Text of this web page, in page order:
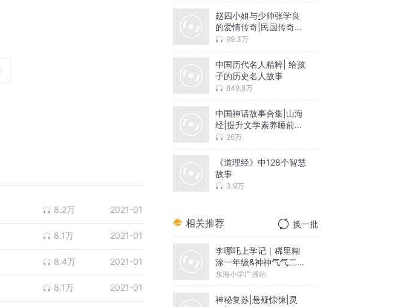
8.2万 2021-01
8.1万 2021-01
8.4万 2021-01
8.1万 2021-01
赵四小姐与少帅张学良
的爱情传奇|民国传奇女
子人物传记
99.3万
中国历代名人精粹| 给孩
子的历史名人故事
849.8万
中国神话故事合集|山海
经|提升文学素养睡前必
听原创
26万
《道理经》中128个智慧
故事
3.9万
相关推荐 换一批
李哪吒上学记｜稀里糊
涂一年级&神神气气二年
级
东海小学广播站
神秘复苏|悬疑惊悚|灵